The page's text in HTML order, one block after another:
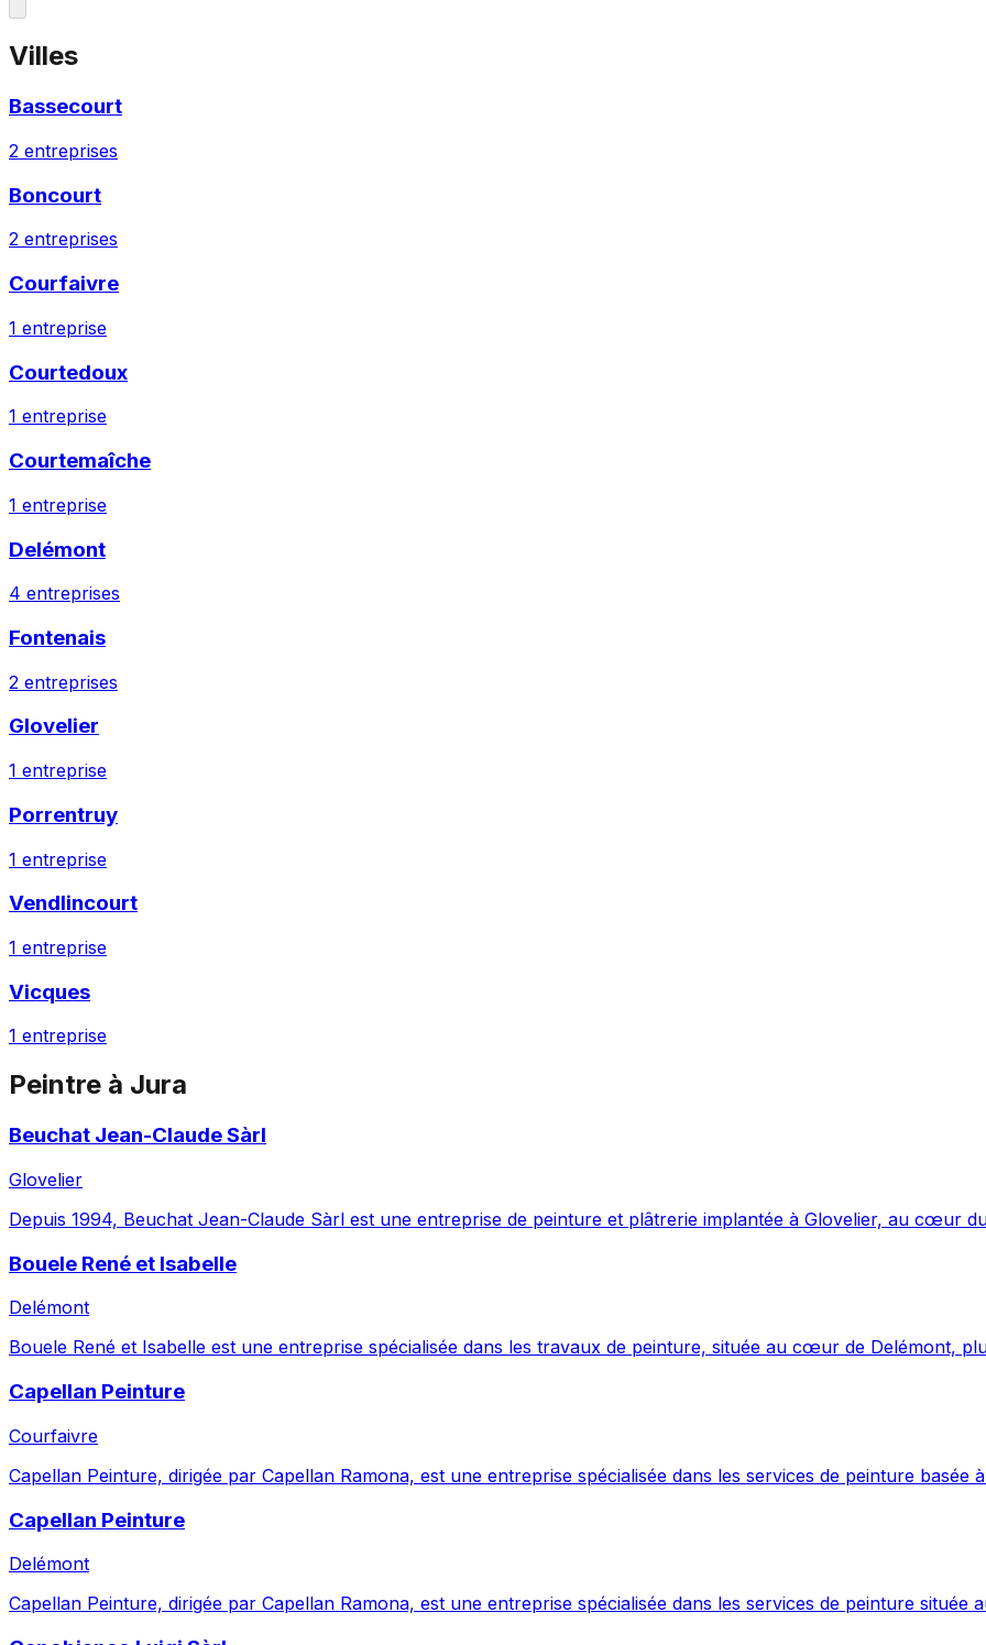
Villes
Bassecourt
2 entreprises
Boncourt
2 entreprises
Courfaivre
1 entreprise
Courtedoux
1 entreprise
Courtemaîche
1 entreprise
Delémont
4 entreprises
Fontenais
2 entreprises
Glovelier
1 entreprise
Porrentruy
1 entreprise
Vendlincourt
1 entreprise
Vicques
1 entreprise
Peintre à Jura
Beuchat Jean-Claude Sàrl
Glovelier
Depuis 1994, Beuchat Jean-Claude Sàrl est une entreprise de peinture et plâtrerie implantée à Glovelier, au cœur
Bouele René et Isabelle
Delémont
Bouele René et Isabelle est une entreprise spécialisée dans les travaux de peinture, située au cœur de Delémont,
Capellan Peinture
Courfaivre
Capellan Peinture, dirigée par Capellan Ramona, est une entreprise spécialisée dans les services de peinture basée
Capellan Peinture
Delémont
Capellan Peinture, dirigée par Capellan Ramona, est une entreprise spécialisée dans les services de peinture située